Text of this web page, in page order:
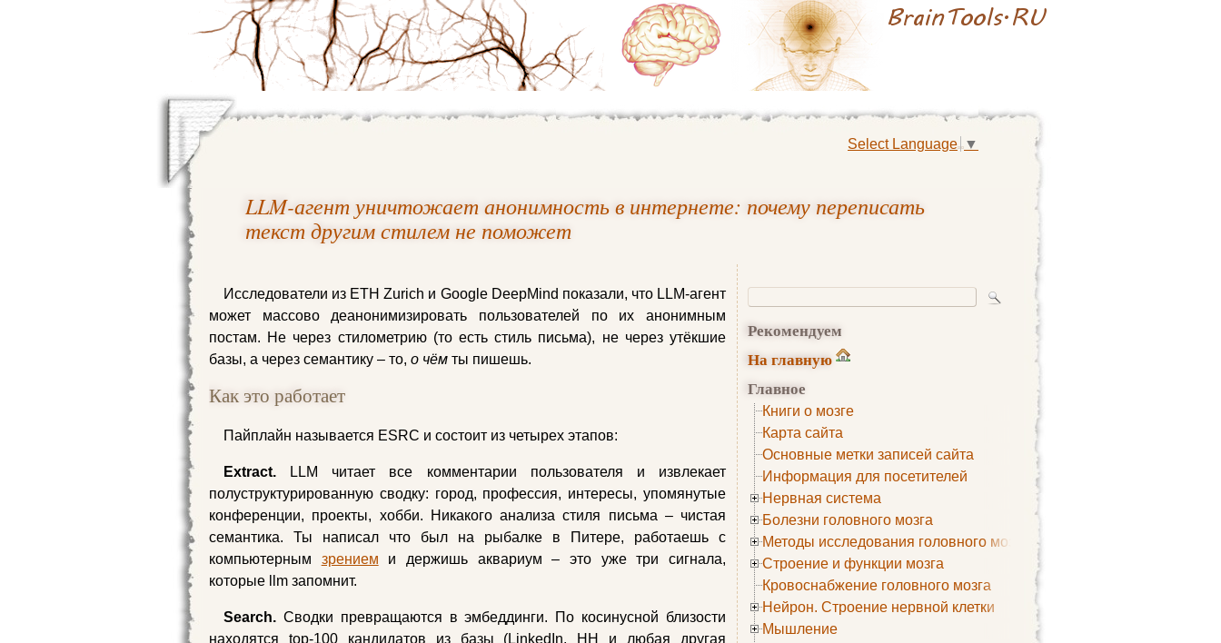
Select Language ▼
LLM-агент уничтожает анонимность в интернете: почему переписать
текст другим стилем не поможет
Рекомендуем
На главную
Главное
Книги о мозге
Карта сайта
Основные метки записей сайта
Информация для посетителей
Нервная система
Болезни головного мозга
Методы исследования головного мозга
Строение и функции мозга
Кровоснабжение головного мозга
Нейрон. Строение нервной клетки
Мышление
Исследователи из ETH Zurich и Google DeepMind показали, что LLM-агент
может массово деанонимизировать пользователей по их анонимным
постам. Не через стилометрию (то есть стиль письма), не через утёкшие
базы, а через семантику – то, о чём ты пишешь.
Как это работает
Пайплайн называется ESRC и состоит из четырех этапов:
Extract. LLM читает все комментарии пользователя и извлекает
полуструктурированную сводку: город, профессия, интересы, упомянутые
конференции, проекты, хобби. Никакого анализа стиля письма – чистая
семантика. Ты написал что был на рыбалке в Питере, работаешь с
компьютерным зрением и держишь аквариум – это уже три сигнала,
которые llm запомнит.
Search. Сводки превращаются в эмбеддинги. По косинусной близости
находятся top-100 кандидатов из базы (LinkedIn, HH и любая другая